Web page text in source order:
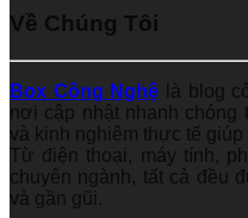
Về Chúng Tôi
Box Công Nghệ là blog
nơi cập nhật nhanh chóng
và kinh nghiệm thực tế
Từ điện thoại, máy tính,
chuyên ngành, tất cả đều
và gần gũi.